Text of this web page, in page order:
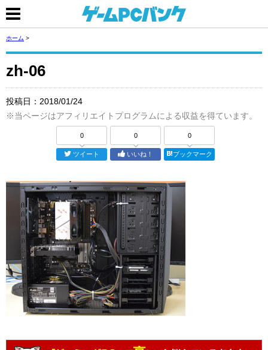
ホーム >
zh-06
投稿日： 2018/01/24
※当ページはアフィリエイトプログラムによる収益を得ています。
0
ツイート
0
いいね！
0
ブックマーク